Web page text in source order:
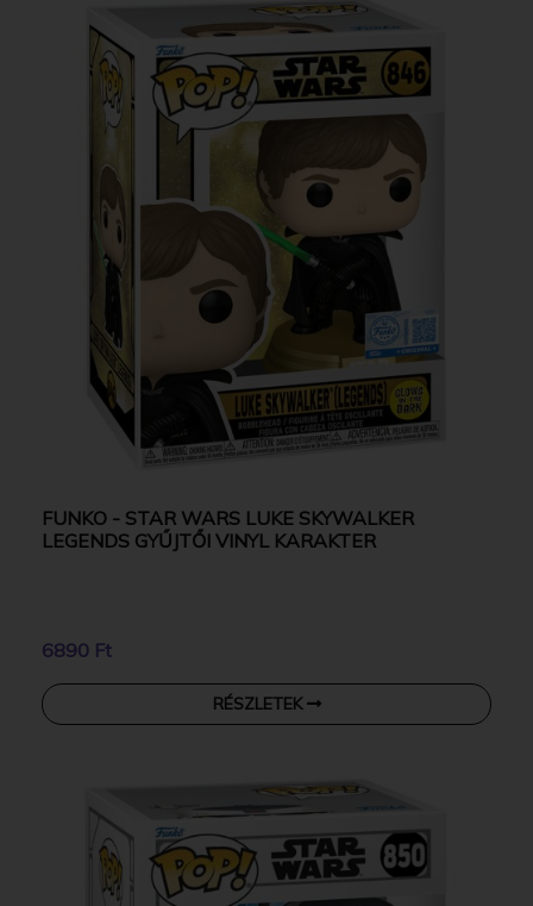
FUNKO - STAR WARS LUKE SKYWALKER
LEGENDS GYŰJTŐI VINYL KARAKTER
6890 Ft
RÉSZLETEK